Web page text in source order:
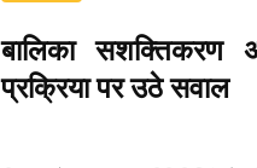
बालिका सशक्तिकरण
प्रक्रिया पर उठे सवाल